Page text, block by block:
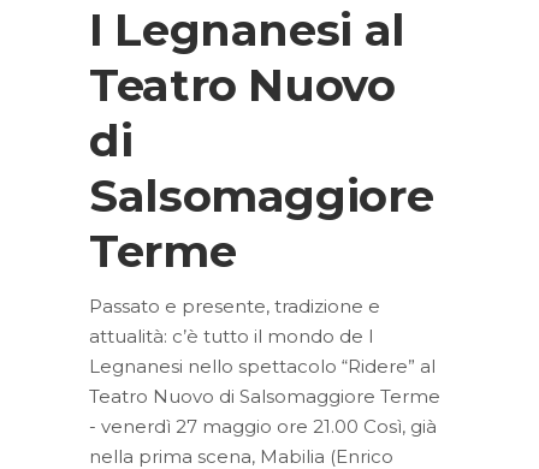
I Legnanesi al
Teatro Nuovo
di
Salsomaggiore
Terme
Passato e presente, tradizione e
attualità: c’è tutto il mondo de I
Legnanesi nello spettacolo “Ridere” al
Teatro Nuovo di Salsomaggiore Terme
- venerdì 27 maggio ore 21.00 Così, già
nella prima scena, Mabilia (Enrico